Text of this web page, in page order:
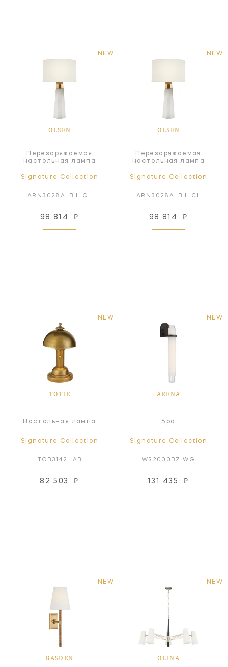
NEW
OLSEN
Перезаряжаемая
настольная лампа
Signature Collection
ARN3028ALB-L-CL
98 814 ₽
NEW
OLSEN
Перезаряжаемая
настольная лампа
Signature Collection
ARN3028ALB-L-CL
98 814 ₽
NEW
TOTIE
Настольная лампа
Signature Collection
TOB3142HAB
82 503 ₽
NEW
ARENA
Бра
Signature Collection
WS2000BZ-WG
131 435 ₽
NEW
BASDEN
NEW
OLINA